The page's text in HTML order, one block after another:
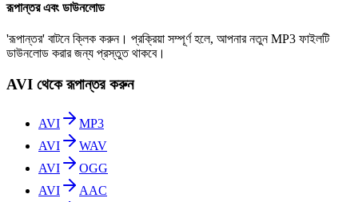
রূপান্তর এবং ডাউনলোড
'রূপান্তর' বাটনে ক্লিক করুন। প্রক্রিয়া সম্পূর্ণ হলে, আপনার নতুন MP3 ফাইলটি
ডাউনলোড করার জন্য প্রস্তুত থাকবে।
AVI থেকে রূপান্তর করুন
AVI
MP3
AVI
WAV
AVI
OGG
AVI
AAC